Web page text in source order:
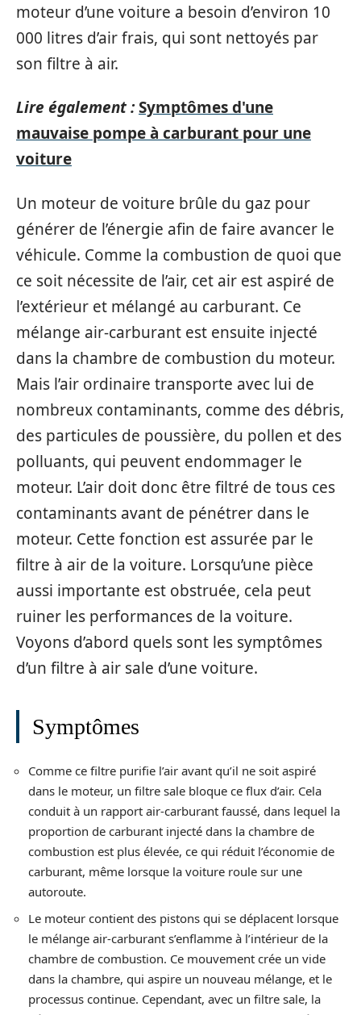
moteur d’une voiture a besoin d’environ 10
000 litres d’air frais, qui sont nettoyés par
son filtre à air.
Lire également :Symptômes d'une
mauvaise pompe à carburant pour une
voiture
Un moteur de voiture brûle du gaz pour
générer de l’énergie afin de faire avancer le
véhicule. Comme la combustion de quoi que
ce soit nécessite de l’air, cet air est aspiré de
l’extérieur et mélangé au carburant. Ce
mélange air-carburant est ensuite injecté
dans la chambre de combustion du moteur.
Mais l’air ordinaire transporte avec lui de
nombreux contaminants, comme des débris,
des particules de poussière, du pollen et des
polluants, qui peuvent endommager le
moteur. L’air doit donc être filtré de tous ces
contaminants avant de pénétrer dans le
moteur. Cette fonction est assurée par le
filtre à air de la voiture. Lorsqu’une pièce
aussi importante est obstruée, cela peut
ruiner les performances de la voiture.
Voyons d’abord quels sont les symptômes
d’un filtre à air sale d’une voiture.
Symptômes
Comme ce filtre purifie l’air avant qu’il ne soit aspiré
dans le moteur, un filtre sale bloque ce flux d’air. Cela
conduit à un rapport air-carburant faussé, dans lequel la
proportion de carburant injecté dans la chambre de
combustion est plus élevée, ce qui réduit l’économie de
carburant, même lorsque la voiture roule sur une
autoroute.
Le moteur contient des pistons qui se déplacent lorsque
le mélange air-carburant s’enflamme à l’intérieur de la
chambre de combustion. Ce mouvement crée un vide
dans la chambre, qui aspire un nouveau mélange, et le
processus continue. Cependant, avec un filtre sale, la